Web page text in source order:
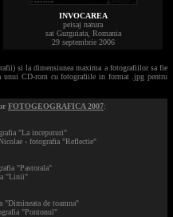
INVOCAREA
peisaj natura
sat Gurguiata, Romania
29 septembrie 2006
si la dimensiunea maxima a fotografiilor sa fie
unui CD-rom cu fotografiile in format .jpg pentru
FOTOGEOGRAFICA 2007:
"La inceputuri"
- fotografia "Reflectie"
"Pastorala"
"Linii"
"Dimineata de toamna"
"Pontonul"